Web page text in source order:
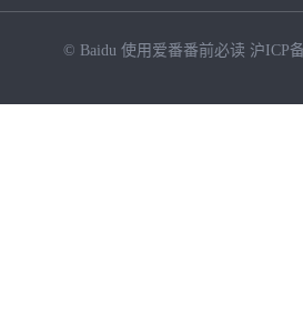
© Baidu 使用爱番番前必读 沪ICP